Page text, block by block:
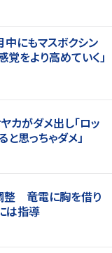
中にもマスボクシン
をより高めていく」
カがダメ出し「ロッ
思っちゃダメ」
整 竜電に胸を借り
は指導